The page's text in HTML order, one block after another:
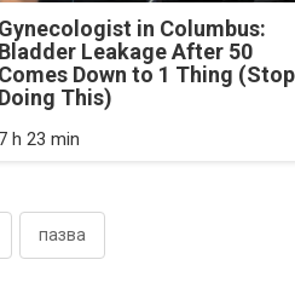
Gynecologist in Columbus:
Bladder Leakage After 50
Comes Down to 1 Thing (Stop
Doing This)
7 h 23 min
пазва